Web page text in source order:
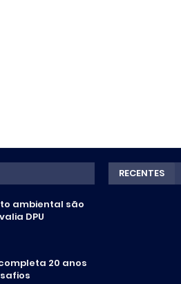
ambiental são
DPU
20 anos
RECENTES